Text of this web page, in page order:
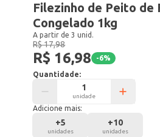
Filezinho de Peito de
Congelado 1kg
A partir de 3 unid.
R$ 17,98
R$ 16,98 -6%
Quantidade:
unidade
Adicione mais:
+5
unidades
+10
unidades